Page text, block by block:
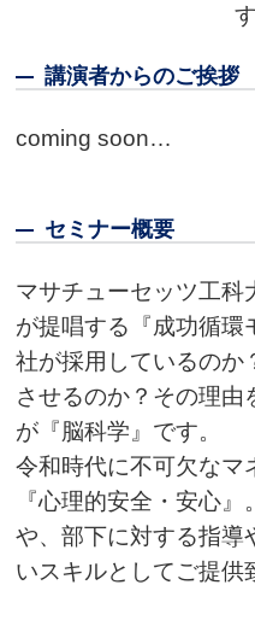
講演者からのご挨拶
coming soon…
セミナー概要
マサチューセッツ工科
が提唱する『成功循環
社が採用しているのか
させるのか？その理
が『脳科学』です。
令和時代に不可欠なマ
『心理的安全・安心
や、部下に対する指導
いスキルとしてご提供